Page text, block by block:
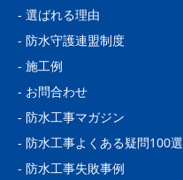
- 選ばれる理由
- 防水守護連盟制度
- 施工例
- お問合わせ
- 防水工事マガジン
- 防水工事よくある疑問100選
- 防水工事失敗事例